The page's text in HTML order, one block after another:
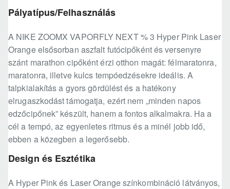
Pályatípus/Felhasználás
A NIKE ZOOMX VAPORFLY NEXT % 3 Hyper Pink Laser
Orange elsősorban aszfalt futócipőként és versenyre
szánt marathon cipőként érzi otthon magát: félmaratonra,
maratonra, illetve kulcs tempóedzésekre ideális. A
talpkialakítás a gyors gördülést és a hatékony
elrugaszkodást támogatja, ezért nem „minden napos
edzőcipőnek” készült, hanem a fontos alkalmakra. Ha a
cél a tempó, az egyenletes ritmus és a minél jobb idő,
ebben a közegben a legerősebb.
Design és Esztétika
A Hyper Pink és Laser Orange színkombináció látványos,